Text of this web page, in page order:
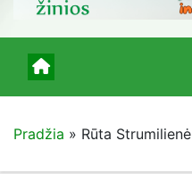
Pradžia » Rūta Strumilienė